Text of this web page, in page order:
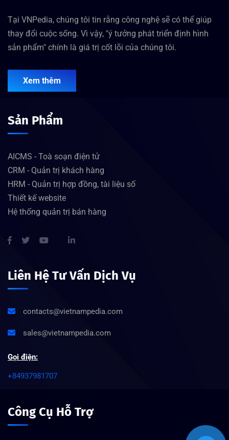
Tại VNPedia, chúng tôi tin rằng công nghệ sẽ có thể giúp
thay đổi cuộc sống. Vì vậy, "ý tưởng phát triển định hình
sản phẩm" chính là giá trị cốt lõi của chúng tôi.
Xem thêm
Sản Phẩm
AICMS - Toà soạn điện tử
CRM - Quản trị khách hàng
HRM - Quản trị hợp đồng, tài liệu số
Thiết kế website
Hệ thống quản trị bán hàng
Liên Hệ Tư Vấn Dịch Vụ
contacts@vietnampedia.com
sales@vietnampedia.com
Gọi điện:
+84937981707
Công Cụ Hỗ Trợ